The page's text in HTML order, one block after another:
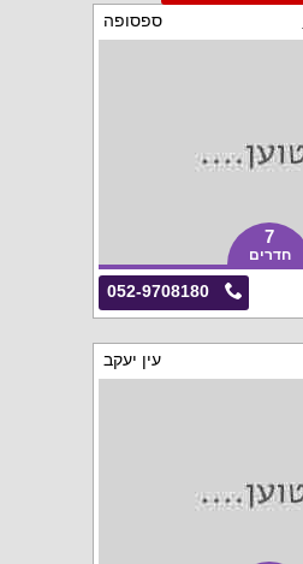
ספסופה
7
חדרים
052-9708180
עין יעקב